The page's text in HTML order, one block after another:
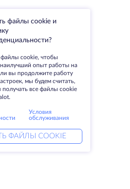
файлы cookie и
cookie, чтобы
наилучший опыт работы на
вы продолжите работу
мы будем считать,
получать все файлы cookie
Условия
обслуживания
ФАЙЛЫ COOKIE